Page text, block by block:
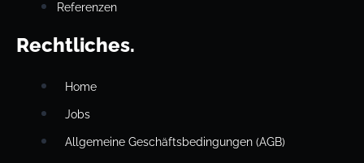
Referenzen
Rechtliches.
Home
Jobs
Allgemeine Geschäftsbedingungen (AGB)